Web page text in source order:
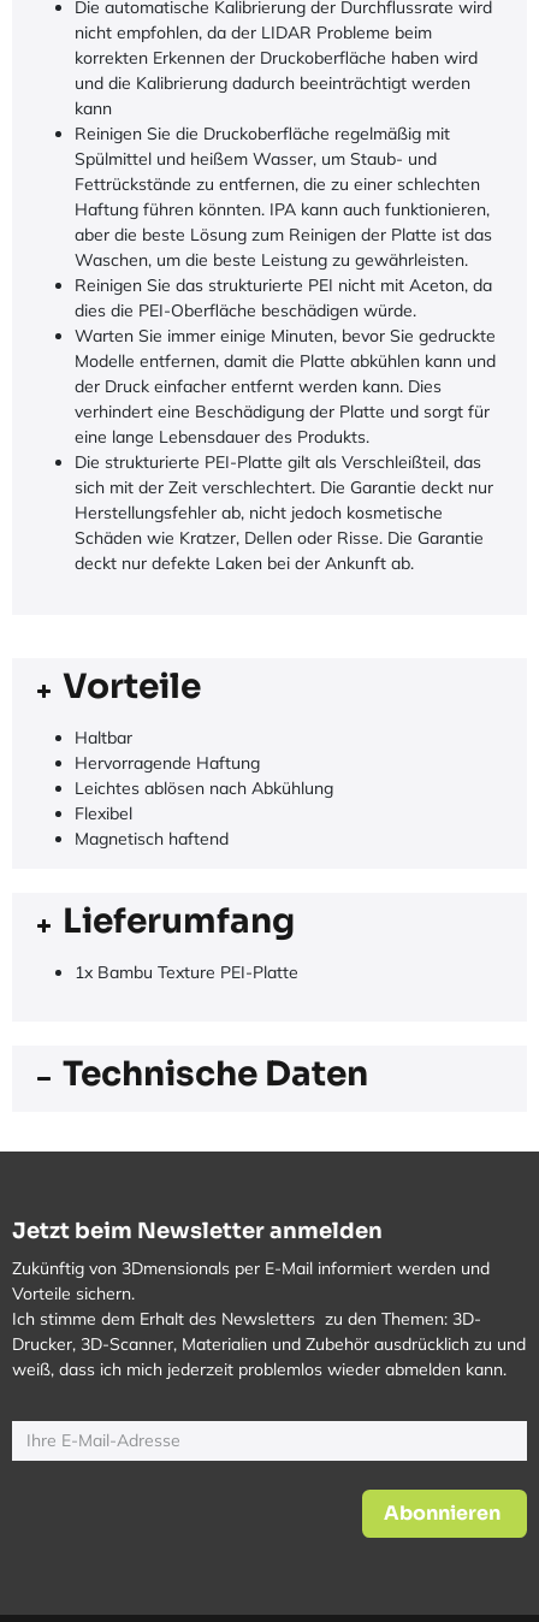
Die automatische Kalibrierung der Durchflussrate wird
nicht empfohlen, da der LIDAR Probleme beim
korrekten Erkennen der Druckoberfläche haben wird
und die Kalibrierung dadurch beeinträchtigt werden
kann
Reinigen Sie die Druckoberfläche regelmäßig mit
Spülmittel und heißem Wasser, um Staub- und
Fettrückstände zu entfernen, die zu einer schlechten
Haftung führen könnten. IPA kann auch funktionieren,
aber die beste Lösung zum Reinigen der Platte ist das
Waschen, um die beste Leistung zu gewährleisten.
Reinigen Sie das strukturierte PEI nicht mit Aceton, da
dies die PEI-Oberfläche beschädigen würde.
Warten Sie immer einige Minuten, bevor Sie gedruckte
Modelle entfernen, damit die Platte abkühlen kann und
der Druck einfacher entfernt werden kann. Dies
verhindert eine Beschädigung der Platte und sorgt für
eine lange Lebensdauer des Produkts.
Die strukturierte PEI-Platte gilt als Verschleißteil, das
sich mit der Zeit verschlechtert. Die Garantie deckt nur
Herstellungsfehler ab, nicht jedoch kosmetische
Schäden wie Kratzer, Dellen oder Risse. Die Garantie
deckt nur defekte Laken bei der Ankunft ab.
Vorteile
Haltbar
Hervorragende Haftung
Leichtes ablösen nach Abkühlung
Flexibel
Magnetisch haftend
Lieferumfang
1x Bambu Texture PEI-Platte
Technische Daten
Jetzt beim Newsletter anmelden
Zukünftig von 3Dmensionals per E-Mail informiert werden und
Vorteile sichern.
Ich stimme dem Erhalt des Newsletters zu den Themen: 3D-
Drucker, 3D-Scanner, Materialien und Zubehör ausdrücklich zu und
weiß, dass ich mich jederzeit problemlos wieder abmelden kann.
Abonnieren